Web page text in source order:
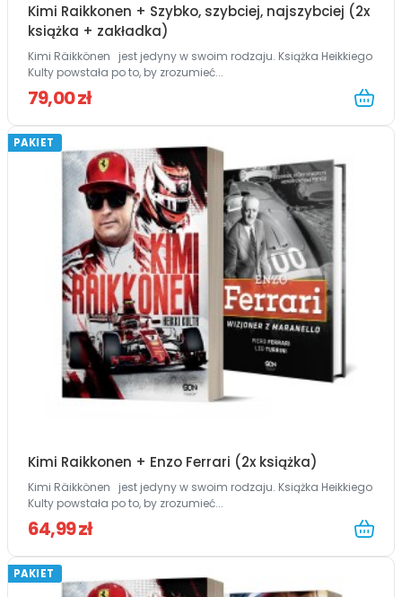
Kimi Raikkonen + Szybko, szybciej, najszybciej (2x
książka + zakładka)
Kimi Räikkönen jest jedyny w swoim rodzaju. Książka Heikkiego
Kulty powstała po to, by zrozumieć...
79,00 zł
PAKIET
Kimi Raikkonen + Enzo Ferrari (2x książka)
Kimi Räikkönen jest jedyny w swoim rodzaju. Książka Heikkiego
Kulty powstała po to, by zrozumieć...
64,99 zł
PAKIET